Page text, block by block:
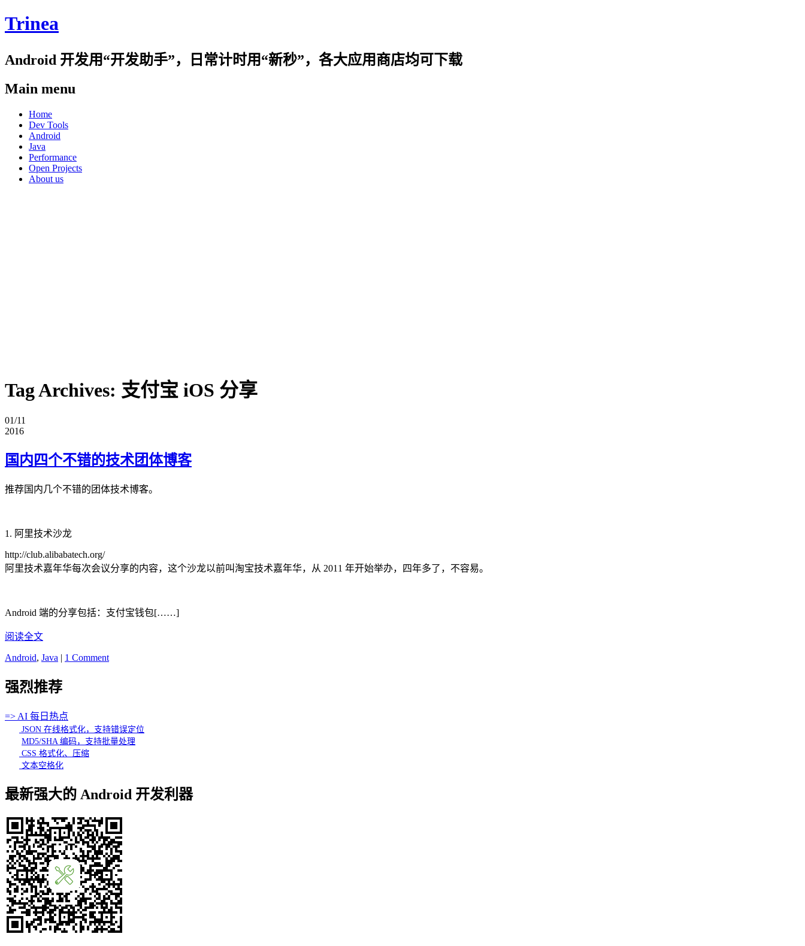
Trinea
Android 开发用“开发助手”，日常计时用“新秒”，各大应用商店均可下载
Main menu
Skip
content
Home
Dev Tools
Android
Java
Performance
Open Projects
About us
Tag Archives: 支付宝 iOS 分享
01/11
2016
国内四个不错的技术团体博客
推荐国内几个不错的团体技术博客。
1. 阿里技术沙龙
http://club.alibabatech.org/
阿里技术嘉年华每次会议分享的内容，这个沙龙以前叫淘宝技术嘉年华，从 2011 年开始举办，四年多了，不容易。
Android 端的分享包括：支付宝钱包[……]
阅读全文
Android, Java | 1 Comment
强烈推荐
=> AI 每日热点
JSON 在线格式化，支持错误定位
MD5/SHA 编码，支持批量处理
CSS 格式化、压缩
文本空格化
最新强大的 Android 开发利器